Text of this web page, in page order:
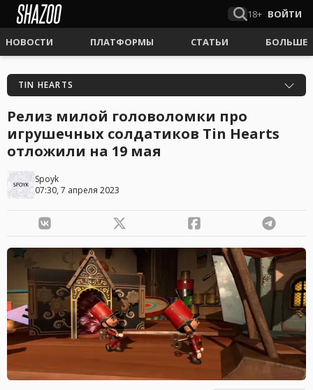
18+ ВОЙТИ
НОВОСТИ ПЛАТФОРМЫ СТАТЬИ БОЛЬШЕ
TIN HEARTS
Релиз милой головоломки про
игрушечных солдатиков Tin Hearts
отложили на 19 мая
Spoyk
07:30, 7 апреля 2023